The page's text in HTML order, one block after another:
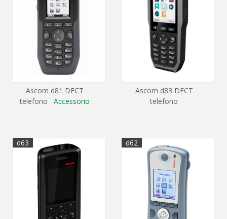
Ascom d81 DECT
telefonoAccessorio
Ascom d83 DECT
telefono
d63 d62